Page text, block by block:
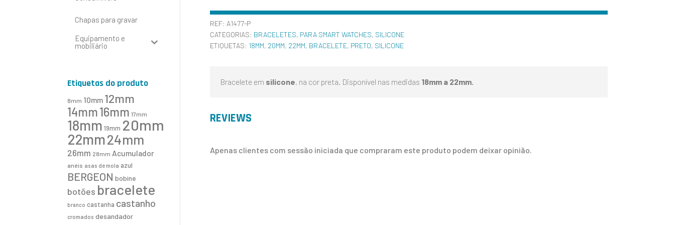
Chapas para gravar
Equipamento e
mobiliário
Etiquetas do produto
8mm 10mm 12mm
14mm16mm 17mm
18mm 19mm 20mm
22mm24mm
26mm 28mm Acumulador
anéis asas de mola azul
BERGEON bobine
botões bracelete
branco castanha castanho
cromados desandador
REF: A1477-P
CATEGORIAS: BRACELETES, PARA SMART WATCHES, SILICONE
ETIQUETAS: 18MM, 20MM, 22MM, BRACELETE, PRETO, SILICONE
Bracelete em silicone, na cor preta. Disponível nas medidas 18mm a 22mm.
REVIEWS
Apenas clientes com sessão iniciada que compraram este produto podem deixar opinião.